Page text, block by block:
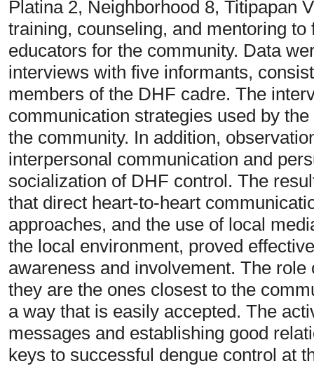
Platina 2, Neighborhood 8, Titipapan
training, counseling, and mentoring
educators for the community. Data
interviews with five informants,
members of the DHF cadre. The
communication strategies used by
the community. In addition,
interpersonal communication and
socialization of DHF control. The
that direct heart-to-heart
approaches, and the use of local
the local environment, proved
awareness and involvement. The
they are the ones closest to the
a way that is easily accepted. The
messages and establishing good
keys to successful dengue control at